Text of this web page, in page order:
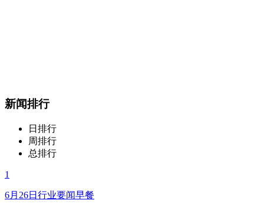
新闻排行
日排行
周排行
总排行
1
6月26日行业要闻早餐